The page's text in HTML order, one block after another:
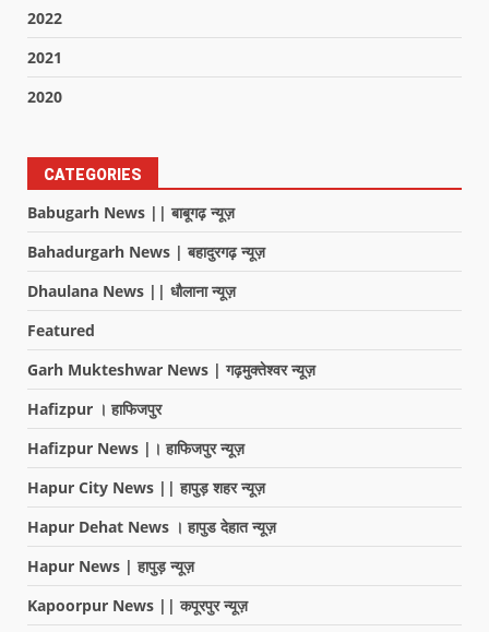
2022
2021
2020
CATEGORIES
Babugarh News || बाबूगढ़ न्यूज़
Bahadurgarh News | बहादुरगढ़ न्यूज़
Dhaulana News || धौलाना न्यूज़
Featured
Garh Mukteshwar News | गढ़मुक्तेश्वर न्यूज़
Hafizpur । हाफिजपुर
Hafizpur News |। हाफिजपुर न्यूज़
Hapur City News || हापुड़ शहर न्यूज़
Hapur Dehat News । हापुड देहात न्यूज़
Hapur News | हापुड़ न्यूज़
Kapoorpur News || कपूरपुर न्यूज़